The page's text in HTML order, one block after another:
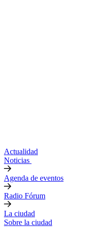
Actualidad
Noticias
Agenda de eventos
Radio Fórum
La ciudad
Sobre la ciudad